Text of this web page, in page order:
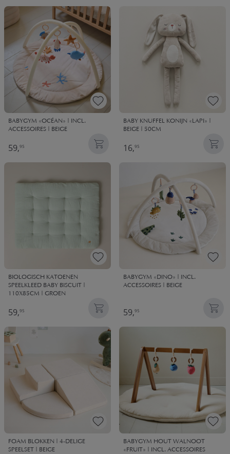
BABYGYM «OCÉAN» | INCL.
ACCESSOIRES | BEIGE
59,95
BABY KNUFFEL KONIJN «LAPI» |
BEIGE | 50CM
16,95
BIOLOGISCH KATOENEN
SPEELKLEED BABY BISCUIT |
110X85CM | GROEN
59,95
BABYGYM «DINO» | INCL.
ACCESSOIRES | BEIGE
59,95
FOAM BLOKKEN | 4-DELIGE
SPEELSET | BEIGE
BABYGYM HOUT WALNOOT
«FRUIT» | INCL. ACCESSOIRES